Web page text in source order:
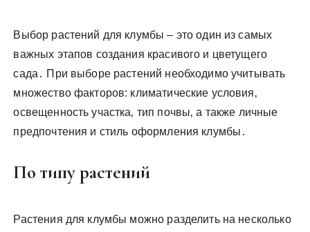
Выбор растений для клумбы – это один из самых
важных этапов создания красивого и цветущего
сада․ При выборе растений необходимо учитывать
множество факторов: климатические условия‚
освещенность участка‚ тип почвы‚ а также личные
предпочтения и стиль оформления клумбы․
По типу растений
Растения для клумбы можно разделить на несколько